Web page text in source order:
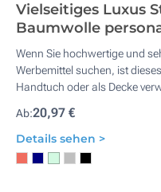
Vielseitiges Luxus
Baumwolle
Wenn Sie hochwertige und
Werbemittel suchen, ist
Handtuch oder als Decke
Ab:20,97 €
Details sehen >